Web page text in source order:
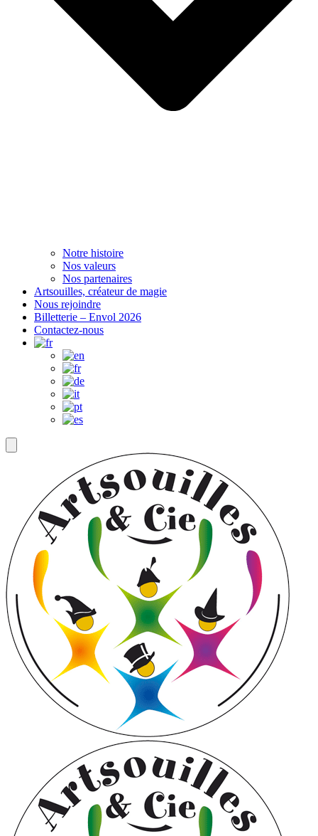
Notre histoire
Nos valeurs
Nos partenaires
Artsouilles, créateur de magie
Nous rejoindre
Billetterie – Envol 2026
Contactez-nous